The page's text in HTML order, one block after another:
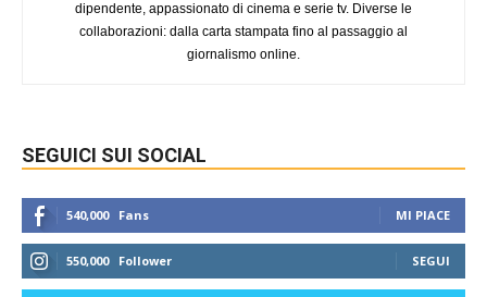
dipendente, appassionato di cinema e serie tv. Diverse le
collaborazioni: dalla carta stampata fino al passaggio al
giornalismo online.
SEGUICI SUI SOCIAL
540,000 Fans MI PIACE
550,000 Follower SEGUI